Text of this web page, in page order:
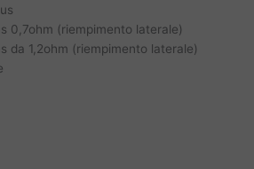
0,7ohm (riempimento laterale)
da 1,2ohm (riempimento laterale)